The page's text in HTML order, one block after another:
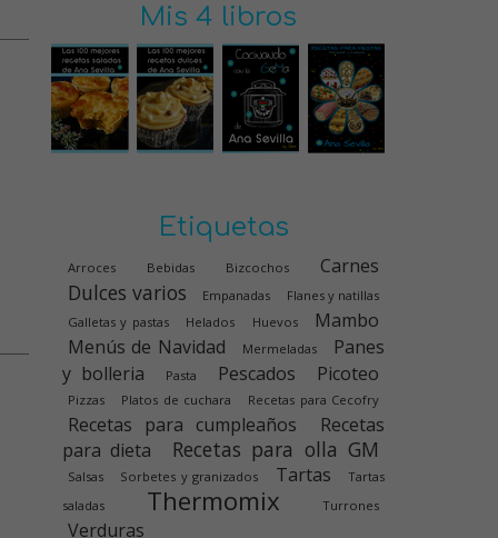
Mis 4 libros
Etiquetas
Arroces Bebidas Bizcochos Carnes
Dulces varios Empanadas
Flanes y natillas
Galletas y pastas
Helados Huevos
Mambo
Menús de Navidad
Mermeladas
Panes
y bolleria
Pasta Pescados Picoteo
Pizzas Platos de cuchara Recetas para Cecofry
Recetas para cumpleaños
Recetas
para dieta
Recetas para olla GM
Salsas Sorbetes y granizados Tartas
Tartas
saladas
Thermomix Turrones
Verduras